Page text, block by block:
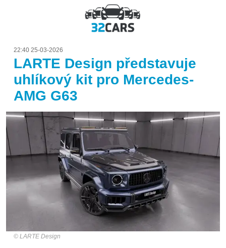
22:40 25-03-2026
LARTE Design představuje
uhlíkový kit pro Mercedes-
AMG G63
LARTE Design